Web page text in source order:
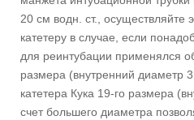
20 см водн. ст., осуществляйте
катетеру в случае, если
для реинтубации применялся
размера (внутренний диаметр
катетера Кука 19-го размера
счет большего диаметра